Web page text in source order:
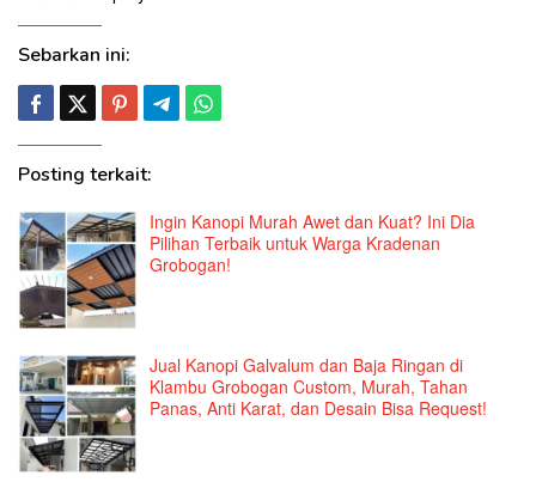
Sebarkan ini:
Posting terkait:
Ingin Kanopi Murah Awet dan Kuat? Ini Dia
Pilihan Terbaik untuk Warga Kradenan
Grobogan!
Jual Kanopi Galvalum dan Baja Ringan di
Klambu Grobogan Custom, Murah, Tahan
Panas, Anti Karat, dan Desain Bisa Request!